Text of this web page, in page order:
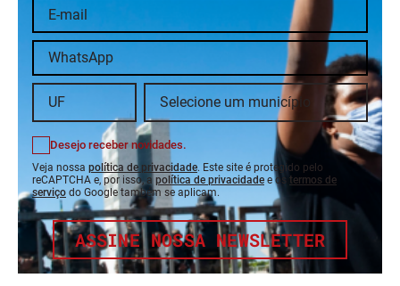
Desejo receber novidades.
Veja nossa política de privacidade. Este site é protegido pelo
reCAPTCHA e, por isso, a política de privacidade e os termos de
serviço do Google também se aplicam.
ASSINE NOSSA NEWSLETTER